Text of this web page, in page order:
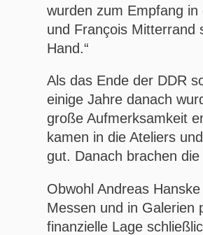
wurden zum Empfang
und François Mitterrand
Hand.“
Als das Ende der DDR
einige Jahre danach
große Aufmerksamkeit
kamen in die Ateliers
gut. Danach brachen
Obwohl Andreas
Messen und in Galerien
finanzielle Lage